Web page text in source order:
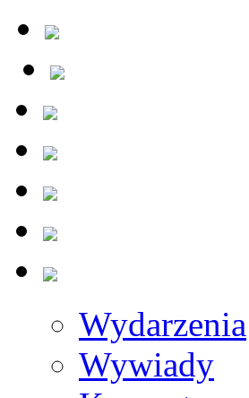
Wydarzenia
Wywiady